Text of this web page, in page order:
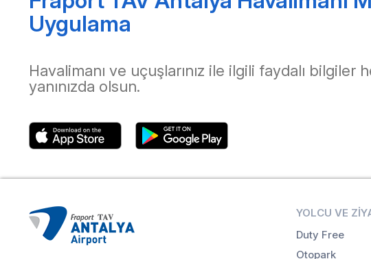
Uygulama
Havalimanı ve uçuşlarınız ile ilgili faydalı bilgiler
yanınızda olsun.
YOLCU VE
Duty Free
Otopark